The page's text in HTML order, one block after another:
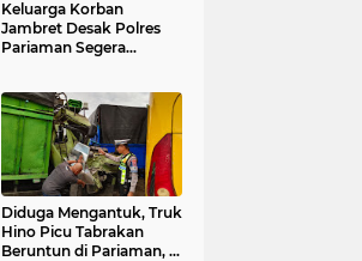
Keluarga Korban
Jambret Desak Polres
Pariaman Segera
Diduga Mengantuk, Truk
Hino Picu Tabrakan
Beruntun di Pariaman, 5